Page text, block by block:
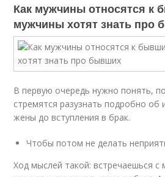
Как мужчины относятся к
мужчины хотят знать про
В первую очередь нужно понять,
стремятся разузнать подробно
жены до вступления в брак.
Чтобы потом не делать
Ход мыслей такой: встречаешься с